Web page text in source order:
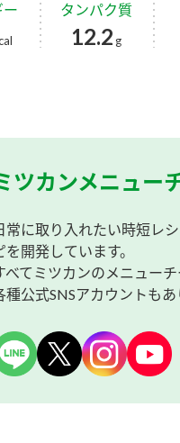
ー タンパク質
12.2 g
ツカンメニュー
常に取り入れたい時短レ
を開発しています。
べてミツカンのメニュー
種公式SNSアカウントもあ